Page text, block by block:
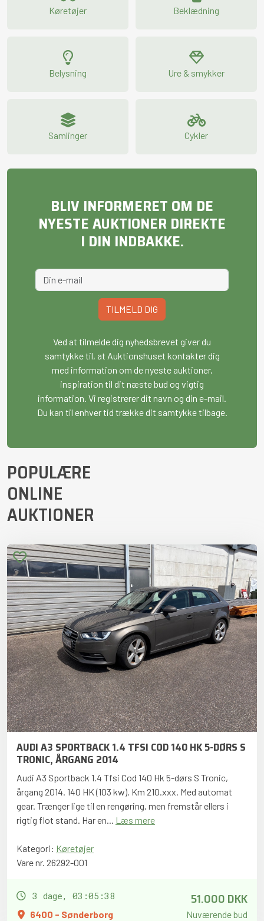
Køretøjer Beklædning
Belysning Ure & smykker
Samlinger Cykler
BLIV INFORMERET OM DE
NYESTE AUKTIONER DIREKTE
I DIN INDBAKKE.
TILMELD DIG
Ved at tilmelde dig nyhedsbrevet giver du
samtykke til, at Auktionshuset kontakter dig
med information om de nyeste auktioner,
inspiration til dit næste bud og vigtig
information. Vi registrerer dit navn og din e-mail.
Du kan til enhver tid trække dit samtykke tilbage.
POPULÆRE
ONLINE
AUKTIONER
AUDI A3 SPORTBACK 1.4 TFSI COD 140 HK 5-DØRS S
TRONIC, ÅRGANG 2014
Audi A3 Sportback 1.4 Tfsi Cod 140 Hk 5-dørs S Tronic,
årgang 2014. 140 HK (103 kw). Km 210.xxx. Med automat
gear. Trænger lige til en rengøring, men fremstår ellers i
rigtig flot stand. Har en... Læs mere
Kategori: Køretøjer
Vare nr. 26292-001
3 dage, 03:05:37
6400 - Sønderborg
51.000 DKK
Nuværende bud